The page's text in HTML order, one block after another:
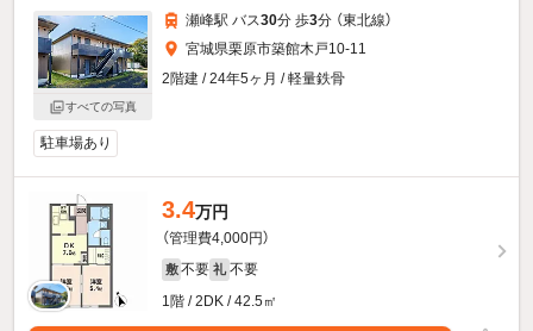
すべての写真
瀬峰駅 バス30分 歩3分 （東北線）
宮城県栗原市築館木戸10-11
2階建 / 24年5ヶ月 / 軽量鉄骨
駐車場あり
3.4万円
（管理費4,000円）
敷 不要 礼 不要
1階 / 2DK / 42.5㎡